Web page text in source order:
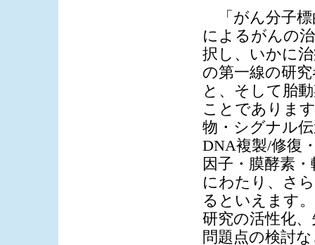
「がん分子標
によるがんの
択し、いかに
の第一線の研
と、そして胎
ことでありま
物・シグナル
DNA複製/修復
因子・膜酵素
にわたり、さ
るといえます
研究の活性化
問題点の検討